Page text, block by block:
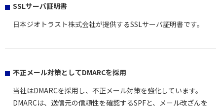
SSLサーバ証明書
日本ジオトラスト株式会社が提供するSSLサーバ証明書です。
不正メール対策としてDMARCを採用
当社はDMARCを採用し、不正メール対策を強化しています。
DMARCは、送信元の信頼性を確認するSPFと、メール改ざんを